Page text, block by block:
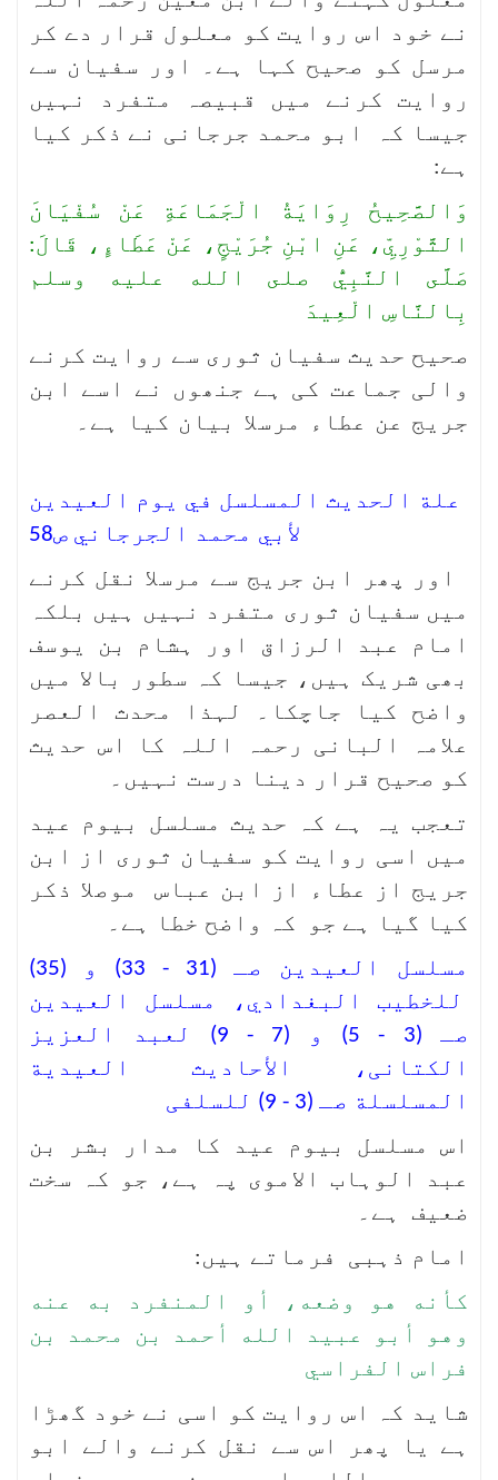
نے خود اس روایت کو معلول قرار دے کر
مرسل کو صحیح کہا ہے۔ اور سفیان سے
روایت کرنے میں قبیصہ متفرد نہیں
جیسا کہ ابو محمد جرجانی نے ذکر کیا
ہے:
وَالصَّحِيحُ رِوَايَةُ الْجَمَاعَةِ عَنْ سُفْيَانَ
الثَّوْرِيِّ، عَنِ ابْنِ جُرَيْجٍ، عَنْ عَطَاءٍ، قَالَ:
صَلَّى النَّبِيُّ صلى الله عليه وسلم
بِالنَّاسِ الْعِيدَ
صحیح حدیث سفیان ثوری سے روایت کرنے
والی جماعت کی ہے جنھوں نے اسے ابن
جریج عن عطاء مرسلا بیان کیا ہے۔
علة الحديث المسلسل في يوم العيدين
لأبي محمد الجرجاني ص58
اور پھر ابن جریج سے مرسلا نقل کرنے
میں سفیان ثوری متفرد نہیں ہیں بلکہ
امام عبد الرزاق اور ہشام بن یوسف
بھی شریک ہیں، جیسا کہ سطور بالا میں
واضح کیا جاچکا۔ لہذا محدث العصر
علامہ البانی رحمہ اللہ کا اس حدیث
کو صحیح قرار دینا درست نہیں۔
تعجب یہ ہے کہ حدیث مسلسل بیوم عید
میں اسی روایت کو سفیان ثوری از ابن
جریج از عطاء از ابن عباس موصلا ذکر
کیا گیا ہے جو کہ واضح خطا ہے۔
مسلسل العيدين صـ (31 - 33) و (35)
للخطيب البغدادي، مسلسل العيدين
صـ (3 - 5) و (7 - 9) لعبد العزیز
الکتانی، الأحاديث العيدية
المسلسلة صـ (3 - 9) للسلفی
اس مسلسل بیوم عید کا مدار بشر بن
عبد الوہاب الاموی پہ ہے، جو کہ سخت
ضعیف ہے۔
امام ذہبی فرماتے ہیں:
كأنه هو وضعه، أو المنفرد به عنه
وهو أبو عبيد الله أحمد بن محمد بن
فراس الفراسي
شاید کہ اس روایت کو اسی نے خود گھڑا
ہے یا پھر اس سے نقل کرنے والے ابو